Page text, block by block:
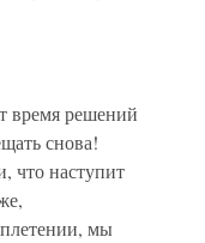
время решений
снова!
что наступит
мы